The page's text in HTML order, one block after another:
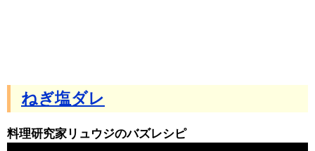
ねぎ塩ダレ
料理研究家リュウジのバズレシピ